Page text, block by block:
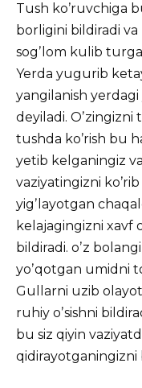
Tush koʼruvchiga
borligini bildiradi
sogʼlom kulib
Yerda yugurib
yangilanish yerdagi
deyiladi.
tushda koʼrish bu
yetib kelganingiz
vaziyatingizni
yigʼlayotgan
kelajagingizni xavf
bildiradi. oʼz
yoʼqotgan umidni
Gullarni uzib
ruhiy oʼsishni
bu siz qiyin
qidirayotganingizni